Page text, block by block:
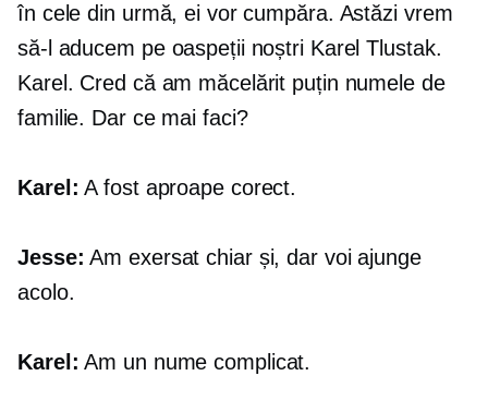
în cele din urmă, ei vor cumpăra. Astăzi vrem
să-l aducem pe oaspeții noștri Karel Tlustak.
Karel. Cred că am măcelărit puțin numele de
familie. Dar ce mai faci?
Karel: A fost aproape corect.
Jesse: Am exersat chiar și, dar voi ajunge
acolo.
Karel: Am un nume complicat.